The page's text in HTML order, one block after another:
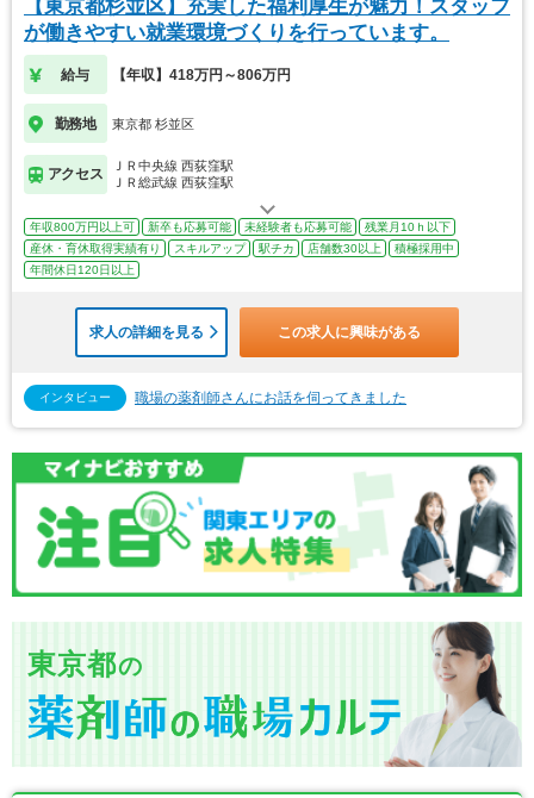
【東京都杉並区】充実した福利厚生が魅力！スタッフ
が働きやすい就業環境づくりを行っています。
給与 【年収】418万円～806万円
勤務地 東京都 杉並区
アクセス
ＪＲ中央線 西荻窪駅
ＪＲ総武線 西荻窪駅
年収800万円以上可 新卒も応募可能 未経験者も応募可能
残業月10ｈ以下
産休・育休取得実績有り
スキルアップ 駅チカ 店舗数30以上
積極採用中
年間休日120日以上
求人の詳細を見る この求人に興味がある
インタビュー 職場の薬剤師さんにお話を伺ってきました
東京都の